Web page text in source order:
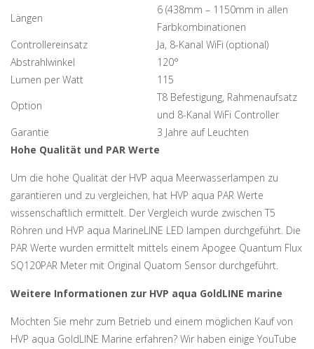
Längen
6 (438mm – 1150mm in allen
Farbkombinationen
Controllereinsatz
Ja, 8-Kanal WiFi (optional)
Abstrahlwinkel
120°
Lumen per Watt
115
Option
T8 Befestigung, Rahmenaufsatz
und 8-Kanal WiFi Controller
Garantie
3 Jahre auf Leuchten
Hohe Qualität und PAR Werte
Um die hohe Qualität der HVP aqua Meerwasserlampen zu
garantieren und zu vergleichen, hat HVP aqua PAR Werte
wissenschaftlich ermittelt. Der Vergleich wurde zwischen T5
Röhren und HVP aqua MarineLINE LED lampen durchgeführt. Die
PAR Werte wurden ermittelt mittels einem Apogee Quantum Flux
SQ120PAR Meter mit Original Quatom Sensor durchgeführt.
Weitere Informationen zur HVP aqua GoldLINE marine
Möchten Sie mehr zum Betrieb und einem möglichen Kauf von
HVP aqua GoldLINE Marine erfahren? Wir haben einige YouTube